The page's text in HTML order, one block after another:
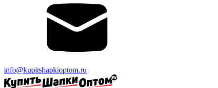
info@kupitshapkioptom.ru